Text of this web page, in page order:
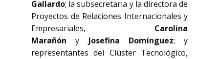
Gallardo; la subsecretaria y la directora de
Proyectos de Relaciones Internacionales y
Empresariales, Carolina
Marañón y Josefina Domínguez; y
representantes del Clúster Tecnológico,